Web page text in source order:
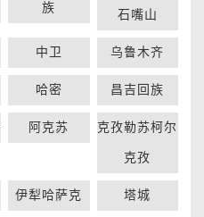
族
石嘴山
中卫 乌鲁木齐
哈密 昌吉回族
阿克苏 克孜勒苏柯尔
克孜
伊犁哈萨克 塔城